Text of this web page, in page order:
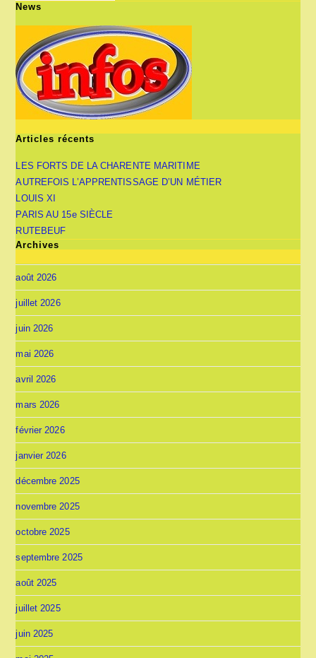
News
Articles récents
LES FORTS DE LA CHARENTE MARITIME
AUTREFOIS L’APPRENTISSAGE D’UN MÉTIER
LOUIS XI
PARIS AU 15e SIÈCLE
RUTEBEUF
Archives
août 2026
juillet 2026
juin 2026
mai 2026
avril 2026
mars 2026
février 2026
janvier 2026
décembre 2025
novembre 2025
octobre 2025
septembre 2025
août 2025
juillet 2025
juin 2025